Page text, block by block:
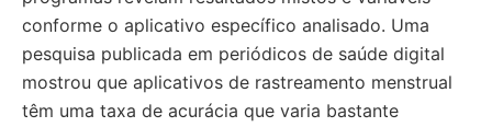
conforme o aplicativo específico analisado. Uma
pesquisa publicada em periódicos de saúde digital
mostrou que aplicativos de rastreamento menstrual
têm uma taxa de acurácia que varia bastante